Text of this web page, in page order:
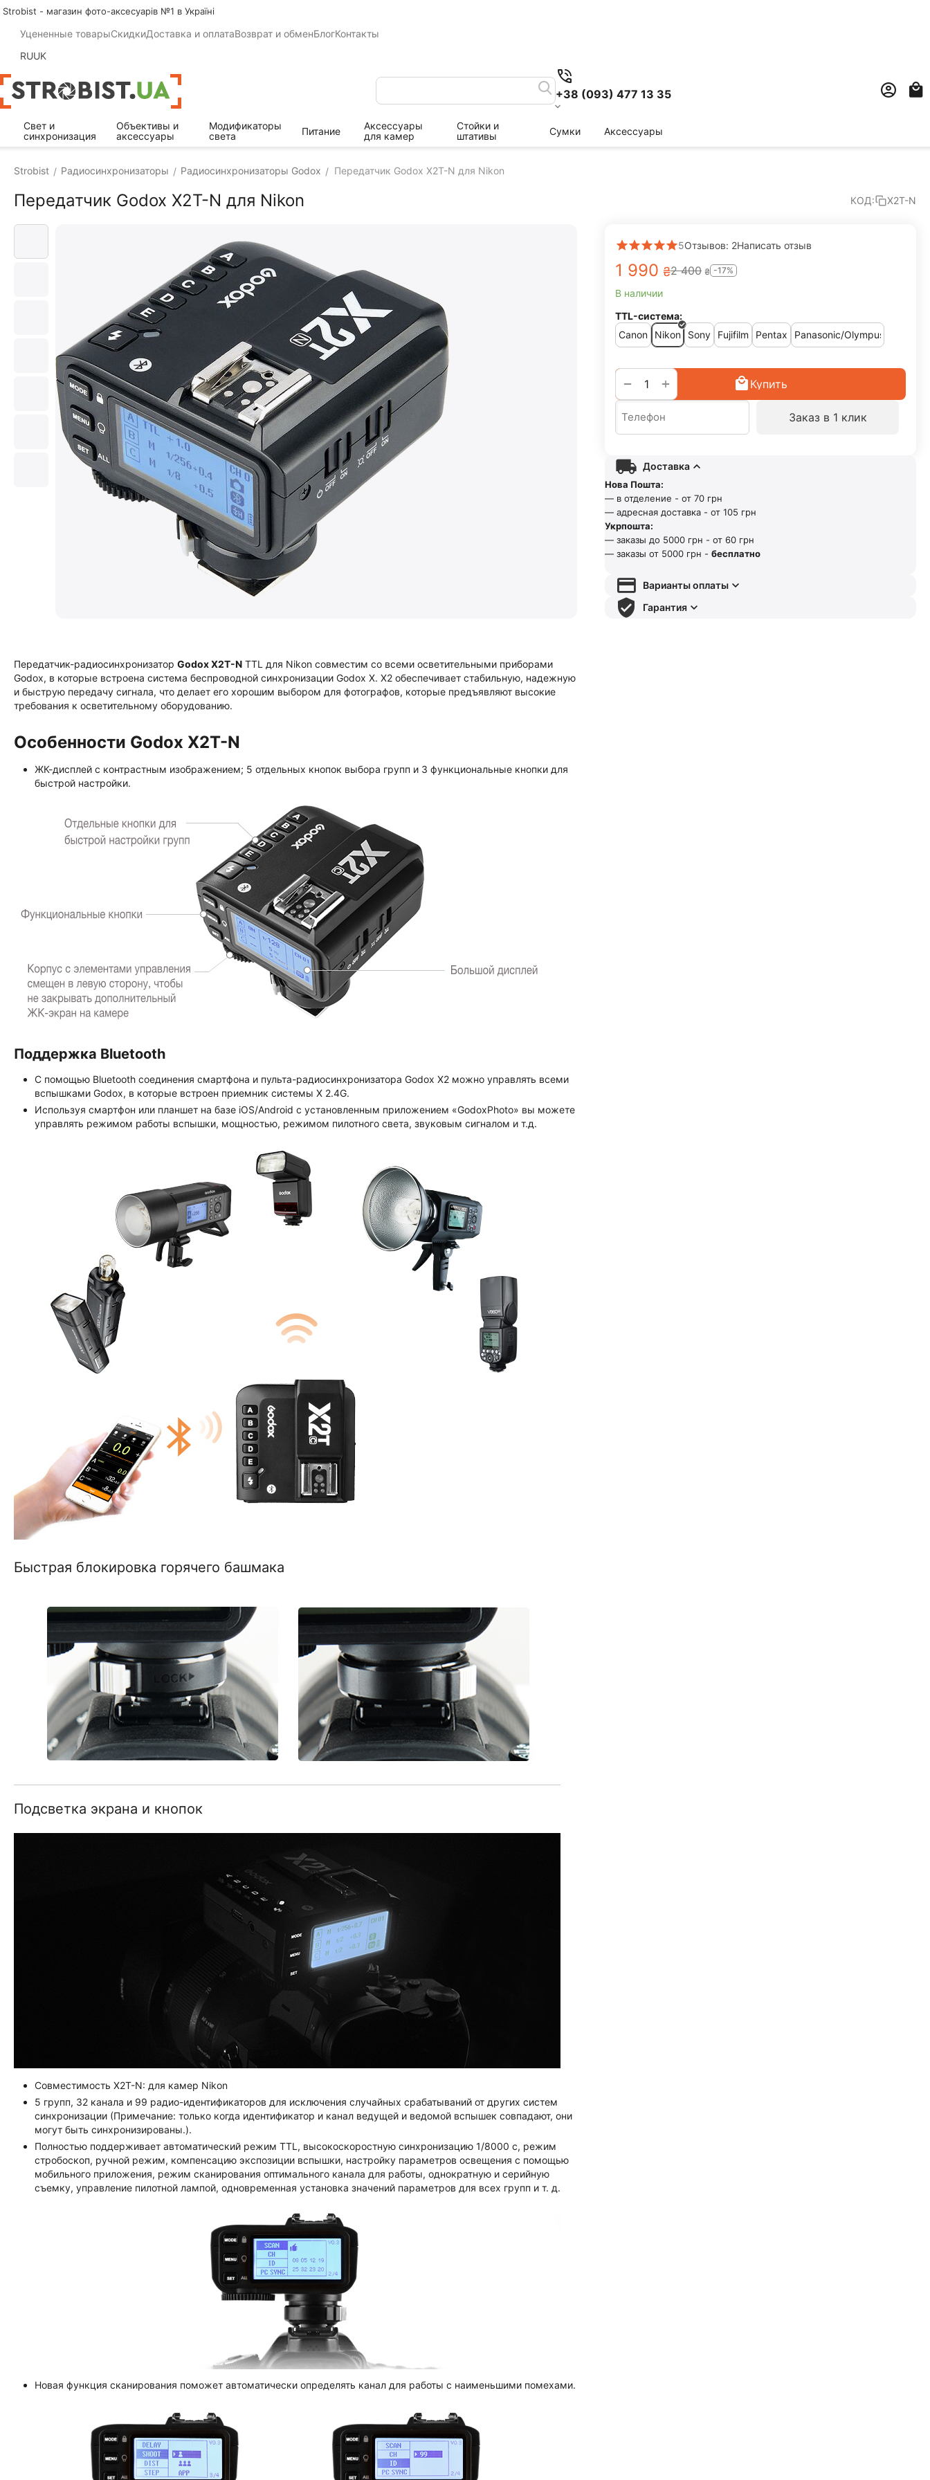
Strobist - магазин фото-аксесуарів №1 в Україні
Уцененные товарыСкидкиДоставка и оплатаВозврат и обменБлогКонтакты
RUUK
+38 (093) 477 13 35
Свет и
синхронизация
Объективы и
аксессуары
Модификаторы
света
Питание
Аксессуары
для камер
Стойки и
штативы
Сумки Аксессуары
Strobist / Радиосинхронизаторы / Радиосинхронизаторы Godox / Передатчик Godox X2T-N для Nikon
Передатчик Godox X2T-N для Nikon КОД: X2T-N
5Отзывов: 2Написать отзыв
1 990 ₴2 400 ₴ -17%
В наличии
TTL-система:
Canon
Nikon Sony Fujifilm Pentax Panasonic/Olympus
+
− Купить
Заказ в 1 клик
Доставка
Нова Пошта:
— в отделение - от 70 грн
— адресная доставка - от 105 грн
Укрпошта:
— заказы до 5000 грн - от 60 грн
— заказы от 5000 грн - бесплатно
Варианты оплаты
Гарантия
Передатчик-радиосинхронизатор Godox X2T-N TTL для Nikon совместим со всеми осветительными приборами
Godox, в которые встроена система беспроводной синхронизации Godox X. X2 обеспечивает стабильную, надежную
и быструю передачу сигнала, что делает его хорошим выбором для фотографов, которые предъявляют высокие
требования к осветительному оборудованию.
Особенности Godox X2T-N
ЖК-дисплей с контрастным изображением; 5 отдельных кнопок выбора групп и 3 функциональные кнопки для
быстрой настройки.
Поддержка Bluetooth
С помощью Bluetooth соединения смартфона и пульта-радиосинхронизатора Godox X2 можно управлять всеми
вспышками Godox, в которые встроен приемник системы X 2.4G.
Используя смартфон или планшет на базе iOS/Android с установленным приложением «GodoxPhoto» вы можете
управлять режимом работы вспышки, мощностью, режимом пилотного света, звуковым сигналом и т.д.
Быстрая блокировка горячего башмака
Подсветка экрана и кнопок
Совместимость X2T-N: для камер Nikon
5 групп, 32 канала и 99 радио-идентификаторов для исключения случайных срабатываний от других систем
синхронизации (Примечание: только когда идентификатор и канал ведущей и ведомой вспышек совпадают, они
могут быть синхронизированы.).
Полностью поддерживает автоматический режим TTL, высокоскоростную синхронизацию 1/8000 с, режим
стробоскоп, ручной режим, компенсацию экспозиции вспышки, настройку параметров освещения с помощью
мобильного приложения, режим сканирования оптимального канала для работы, однократную и серийную
съемку, управление пилотной лампой, одновременная установка значений параметров для всех групп и т. д.
Новая функция сканирования поможет автоматически определять канал для работы с наименьшими помехами.